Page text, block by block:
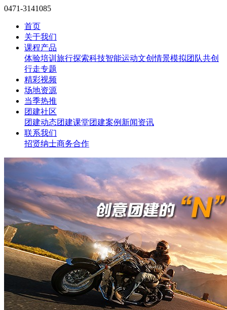
0471-3141085
首页
关于我们
课程产品
体验培训 旅行探索科技智能运动文创情景模拟团队共创
行走专题
精彩视频
场地资源
当季热推
团建社区
团建动态团建课堂团建案例 新闻资讯
联系我们
招贤纳士商务合作